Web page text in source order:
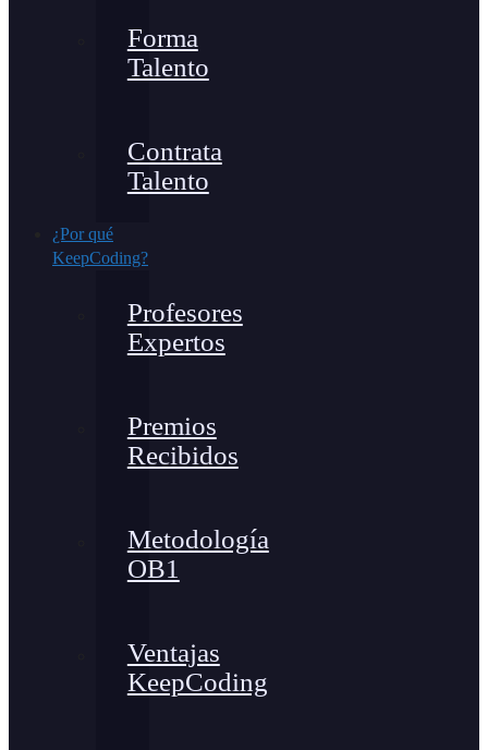
Forma
Talento
Contrata
Talento
¿Por qué
KeepCoding?
Profesores
Expertos
Premios
Recibidos
Metodología
OB1
Ventajas
KeepCoding